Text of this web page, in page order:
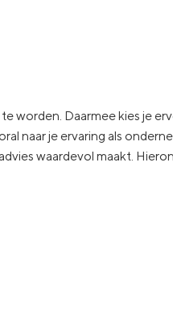
worden. Daarmee kies je
naar je ervaring als
waardevol maakt.